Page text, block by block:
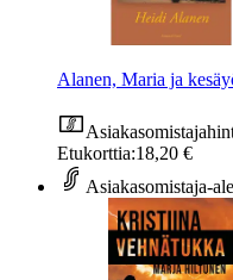
Alanen, Maria ja
Etukorttia:18,20 €
Asiakasomistaja-